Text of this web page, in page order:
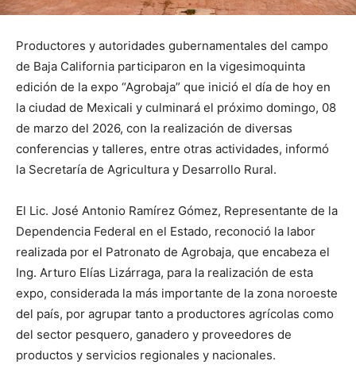
Productores y autoridades gubernamentales del campo
de Baja California participaron en la vigesimoquinta
edición de la expo “Agrobaja” que inició el día de hoy en
la ciudad de Mexicali y culminará el próximo domingo, 08
de marzo del 2026, con la realización de diversas
conferencias y talleres, entre otras actividades, informó
la Secretaría de Agricultura y Desarrollo Rural.
El Lic. José Antonio Ramírez Gómez, Representante de la
Dependencia Federal en el Estado, reconoció la labor
realizada por el Patronato de Agrobaja, que encabeza el
Ing. Arturo Elías Lizárraga, para la realización de esta
expo, considerada la más importante de la zona noroeste
del país, por agrupar tanto a productores agrícolas como
del sector pesquero, ganadero y proveedores de
productos y servicios regionales y nacionales.